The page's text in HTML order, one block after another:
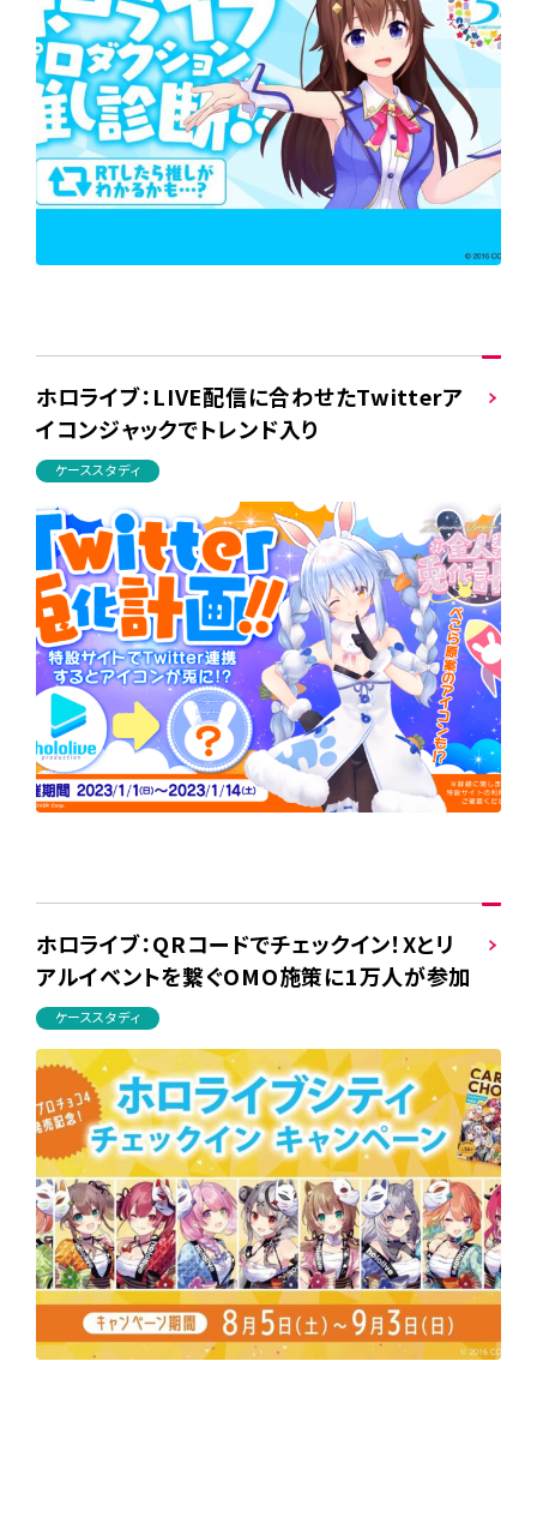
ホロライブ：LIVE配信に合わせたTwitterア
イコンジャックでトレンド入り
ケーススタディ
ホロライブ：QRコードでチェックイン！Xとリ
アルイベントを繋ぐOMO施策に1万人が参加
ケーススタディ